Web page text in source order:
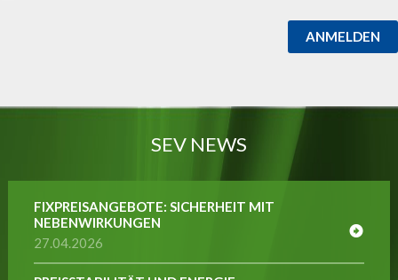
ANMELDEN
SEV NEWS
FIXPREISANGEBOTE: SICHERHEIT MIT
NEBENWIRKUNGEN
27.04.2026